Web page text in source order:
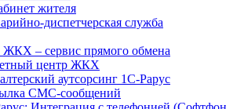
жителя
диспетчерская служба
– сервис прямого обмена
центр ЖКХ
аутсорсинг 1С-Рарус
СМС-сообщений